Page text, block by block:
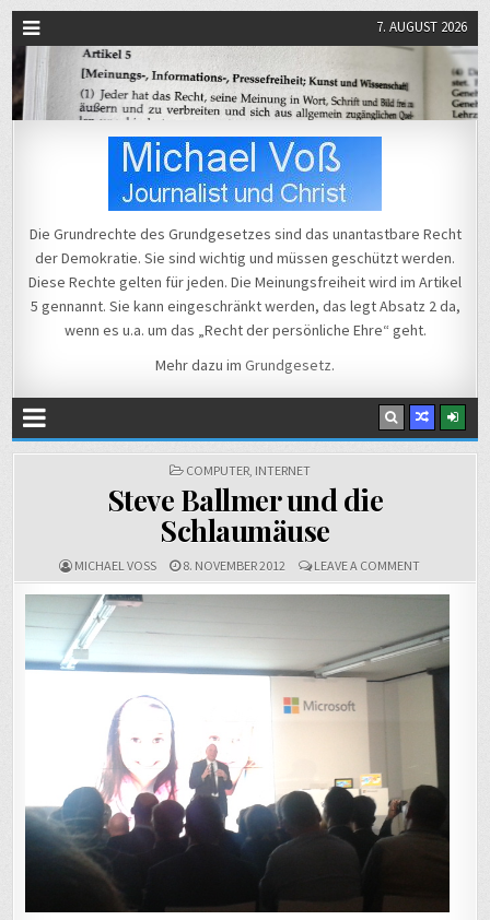
7. AUGUST 2026
Michael Voß
Die Grundrechte des Grundgesetzes sind das unantastbare Recht
der Demokratie. Sie sind wichtig und müssen geschützt werden.
Diese Rechte gelten für jeden. Die Meinungsfreiheit wird im Artikel
5 gennannt. Sie kann eingeschränkt werden, das legt Absatz 2 da,
wenn es u.a. um das „Recht der persönliche Ehre“ geht.
Mehr dazu im Grundgesetz.
POSTED
COMPUTER, INTERNET
Steve Ballmer und die
Schlaumäuse
MICHAEL VOSS 8. NOVEMBER 2012 LEAVE A COMMENTON
STEVE
BALLMER
DIE